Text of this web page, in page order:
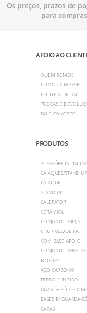
Os preços, prazos de
para
APOIO AO
QUEM SOMOS
COMO COMPRAR
POLITICA DE USO
TROCAS E
FALE CONOSCO
PRODUTOS
ACESSÓRIOS PISCINA
CAIAQUES/STAND UP
CAIAQUE
STAND UP
CALEFATOR
CERÂMICA
CONJUNTO 20PÇS
CHURRASQUEIRA
COM BASE APOIO
CONJUNTO PANELAS
FOGÕES
AÇO CARBONO
FERRO FUNDIDO
GUARDA-SÓIS E
BASES P/ GUARDA-
CAPAS